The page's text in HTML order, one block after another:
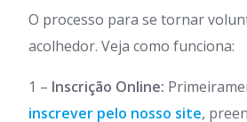
O processo para se tornar
acolhedor. Veja como funciona:
1 – Inscrição Online:
inscrever pelo nosso site,